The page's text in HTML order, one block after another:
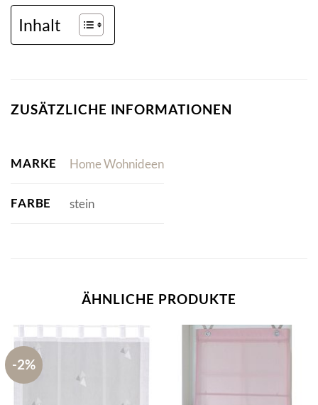
Inhalt
ZUSÄTZLICHE INFORMATIONEN
MARKE Home Wohnideen
FARBE stein
ÄHNLICHE PRODUKTE
-2%